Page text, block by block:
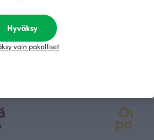
Oma
Hyväksy
vain pakolliset